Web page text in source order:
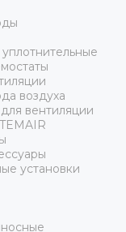
воздуха
вентиляции
установки